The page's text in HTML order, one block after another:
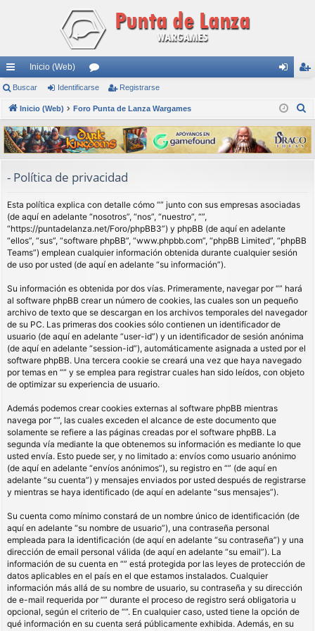
nl
ac
es
rá
s
Inicio (Web)
or
os nti
fic
ar
ist
ra
rs
Buscar Identificarse Registrarse
Inicio (Web) Foro Punta de Lanza Wargames
s
c
- Política de privacidad
Esta política explica con detalle cómo “” junto con sus empresas asociadas
(de aquí en adelante “nosotros”, “nos”, “nuestro”, “”,
“https://puntadelanza.net/Foro/phpBB3”) y phpBB (de aquí en adelante
“ellos”, “sus”, “software phpBB”, “www.phpbb.com”, “phpBB Limited”, “phpBB
Teams”) emplean cualquier información obtenida durante cualquier sesión
de uso por usted (de aquí en adelante “su información”).
Su información es obtenida por dos vías. Primeramente, navegar por “” hará
al software phpBB crear un número de cookies, las cuales son un pequeño
archivo de texto que se descargan en los archivos temporales del navegador
de su PC. Las primeras dos cookies sólo contienen un identificador de
usuario (de aquí en adelante “user-id”) y un identificador de sesión anónima
(de aquí en adelante “session-id”), automáticamente asignada a usted por el
software phpBB. Una tercera cookie se creará una vez que haya navegado
por temas en “” y se emplea para registrar cuales han sido leídos, con objeto
de optimizar su experiencia de usuario.
Además podemos crear cookies externas al software phpBB mientras
navega por “”, las cuales exceden el alcance de este documento que
solamente se refiere a las páginas creadas por el software phpBB. La
segunda vía mediante la que obtenemos su información es mediante lo que
usted envía. Esto puede ser, y no limitado a: envíos como usuario anónimo
(de aquí en adelante “envíos anónimos”), su registro en “” (de aquí en
adelante “su cuenta”) y mensajes enviados por usted después de registrarse
y mientras se haya identificado (de aquí en adelante “sus mensajes”).
Su cuenta como mínimo constará de un nombre único de identificación (de
aquí en adelante “su nombre de usuario”), una contraseña personal
empleada para la identificación (de aquí en adelante “su contraseña”) y una
dirección de email personal válida (de aquí en adelante “su email”). La
información de su cuenta en “” está protegida por las leyes de protección de
datos aplicables en el país en el que estamos instalados. Cualquier
información más allá de su nombre de usuario, su contraseña y su dirección
de e-mail requerida por “” durante el proceso de registro será obligatoria u
opcional, según el criterio de “”. En cualquier caso, usted tiene la opción de
qué información en su cuenta será públicamente exhibida. Además, en su